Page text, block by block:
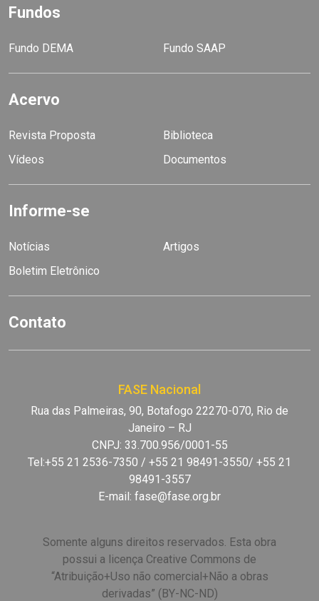
Fundos
Fundo DEMA Fundo SAAP
Acervo
Revista Proposta
Biblioteca
Vídeos
Documentos
Informe-se
Notícias
Artigos
Boletim Eletrônico
Contato
FASE Nacional
Rua das Palmeiras, 90, Botafogo 22270-070, Rio de
Janeiro – RJ
CNPJ: 33.700.956/0001-55
Tel:+55 21 2536-7350 / +55 21 98491-3550/ +55 21
98491-3557
E-mail: fase@fase.org.br
Somente alguns direitos reservados. Esta obra
possui a licença Creative Commons de
“Atribuição+Uso não comercial+Não a obras
derivadas” (BY-NC-ND)